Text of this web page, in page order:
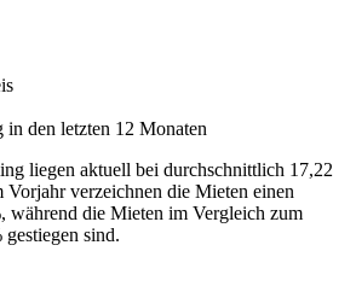
in den letzten 12 Monaten
liegen aktuell bei durchschnittlich 17,22
Vorjahr verzeichnen die Mieten einen
während die Mieten im Vergleich zum
sind.